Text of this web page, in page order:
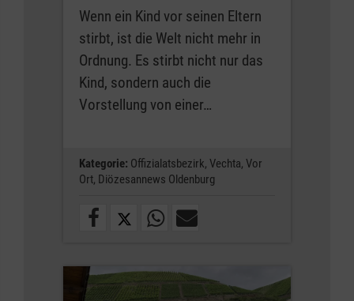
Wenn ein Kind vor seinen Eltern
stirbt, ist die Welt nicht mehr in
Ordnung. Es stirbt nicht nur das
Kind, sondern auch die
Vorstellung von einer…
Kategorie: Offizialatsbezirk, Vechta, Vor
Ort, Diözesannews Oldenburg